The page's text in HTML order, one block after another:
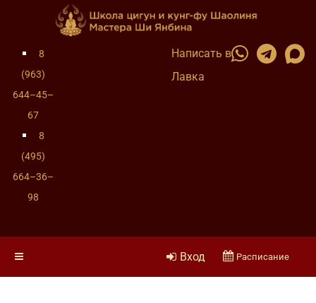
8
(963)
644–45–
67
8
(495)
664–36–
98
Написать в
Лавка
Вход Расписание